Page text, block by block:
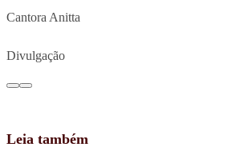
Cantora Anitta
Divulgação
Leia também